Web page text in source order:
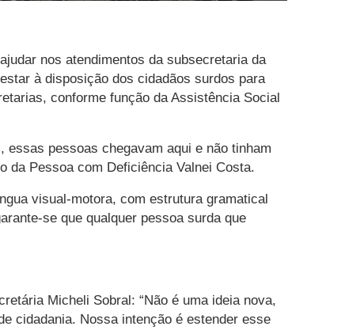
nos atendimentos da subsecretaria da
à disposição dos cidadãos surdos para
conforme função da Assistência Social
pessoas chegavam aqui e não tinham
da Pessoa com Deficiência Valnei Costa.
visual-motora, com estrutura gramatical
se que qualquer pessoa surda que
Micheli Sobral: “Não é uma ideia nova,
cidadania. Nossa intenção é estender esse